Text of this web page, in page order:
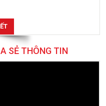
SẺ THÔNG TIN